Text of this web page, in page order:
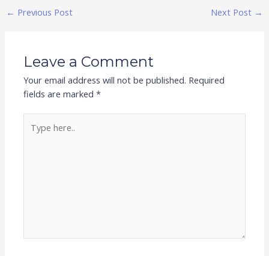
← Previous Post Next Post →
Leave a Comment
Your email address will not be published. Required
fields are marked*
here..